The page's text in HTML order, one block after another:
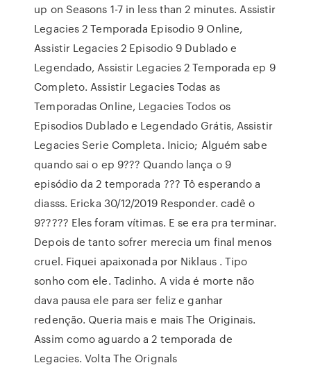
up on Seasons 1-7 in less than 2 minutes. Assistir
Legacies 2 Temporada Episodio 9 Online,
Assistir Legacies 2 Episodio 9 Dublado e
Legendado, Assistir Legacies 2 Temporada ep 9
Completo. Assistir Legacies Todas as
Temporadas Online, Legacies Todos os
Episodios Dublado e Legendado Grátis, Assistir
Legacies Serie Completa. Inicio; Alguém sabe
quando sai o ep 9??? Quando lança o 9
episódio da 2 temporada ??? Tô esperando a
diasss. Ericka 30/12/2019 Responder. cadê o
9????? Eles foram vítimas. E se era pra terminar.
Depois de tanto sofrer merecia um final menos
cruel. Fiquei apaixonada por Niklaus . Tipo
sonho com ele. Tadinho. A vida é morte não
dava pausa ele para ser feliz e ganhar
redenção. Queria mais e mais The Originais.
Assim como aguardo a 2 temporada de
Legacies. Volta The Orignals